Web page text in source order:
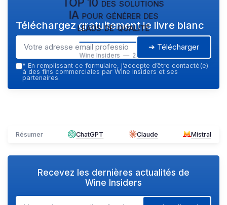
TOP 10 des solutions
IA pour générer des
leads de qualité
Wine Insiders — 2026
Téléchargez gratuitement le livre blanc
➔ Télécharger
* En remplissant ce formulaire, j’accepte d’être contacté(e)
à des fins commerciales par Wine Insiders et ses
partenaires.
Résumer ChatGPT Claude Mistral
Recevez les dernières actualités de
Wine Insiders